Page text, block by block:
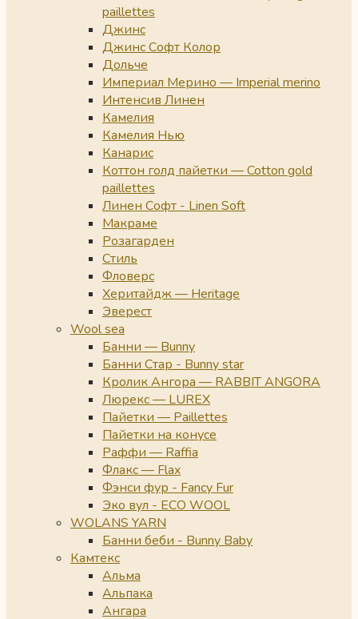
paillettes
Джинс
Джинс Софт Колор
Дольче
Империал Мерино — Imperial merino
Интенсив Линен
Камелия
Камелия Нью
Канарис
Коттон голд пайетки — Cotton gold
paillettes
Линен Софт - Linen Soft
Макраме
Розагарден
Стиль
Фловерс
Херитайдж — Heritage
Эверест
Wool sea
Банни — Bunny
Банни Стар - Bunny star
Кролик Ангора — RABBIT ANGORA
Люрекс — LUREX
Пайетки — Paillettes
Пайетки на конусе
Раффи — Raffia
Флакс — Flax
Фэнси фур - Fancy Fur
Эко вул - ECO WOOL
WOLANS YARN
Банни беби - Bunny Baby
Камтекс
Альма
Альпака
Ангара